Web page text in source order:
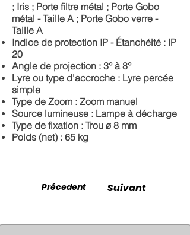
; Iris ; Porte filtre métal ; Porte Gobo
métal - Taille A ; Porte Gobo verre -
Taille A
Indice de protection IP - Étanchéité : IP
20
Angle de projection : 3° à 8°
Lyre ou type d'accroche : Lyre percée
simple
Type de Zoom : Zoom manuel
Source lumineuse : Lampe à décharge
Type de fixation : Trou ø 8 mm
Poids (net) : 65 kg
Précedent Suivant